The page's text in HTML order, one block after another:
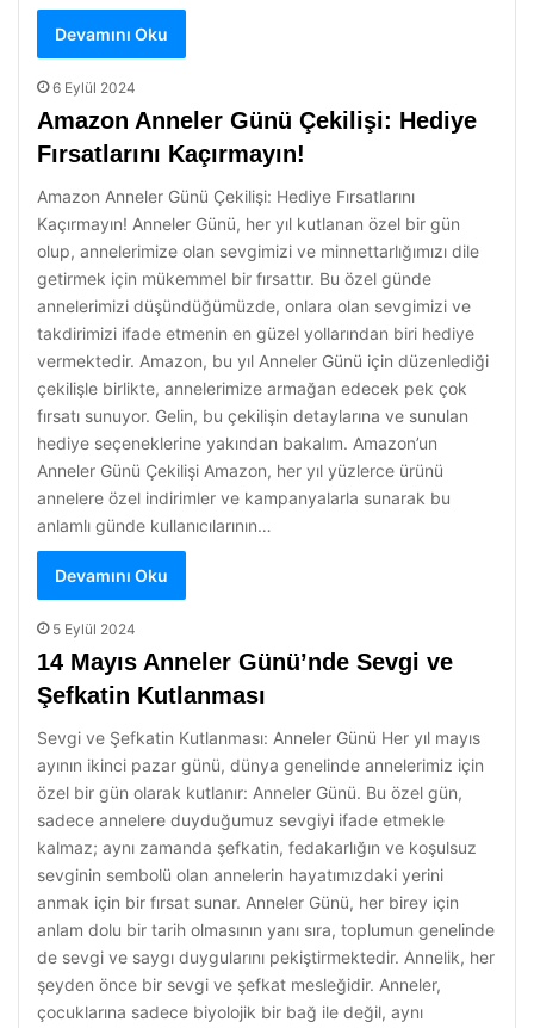
Devamını Oku
6 Eylül 2024
Amazon Anneler Günü Çekilişi: Hediye
Fırsatlarını Kaçırmayın!
Amazon Anneler Günü Çekilişi: Hediye Fırsatlarını
Kaçırmayın! Anneler Günü, her yıl kutlanan özel bir gün
olup, annelerimize olan sevgimizi ve minnettarlığımızı dile
getirmek için mükemmel bir fırsattır. Bu özel günde
annelerimizi düşündüğümüzde, onlara olan sevgimizi ve
takdirimizi ifade etmenin en güzel yollarından biri hediye
vermektedir. Amazon, bu yıl Anneler Günü için düzenlediği
çekilişle birlikte, annelerimize armağan edecek pek çok
fırsatı sunuyor. Gelin, bu çekilişin detaylarına ve sunulan
hediye seçeneklerine yakından bakalım. Amazon’un
Anneler Günü Çekilişi Amazon, her yıl yüzlerce ürünü
annelere özel indirimler ve kampanyalarla sunarak bu
anlamlı günde kullanıcılarının…
Devamını Oku
5 Eylül 2024
14 Mayıs Anneler Günü’nde Sevgi ve
Şefkatin Kutlanması
Sevgi ve Şefkatin Kutlanması: Anneler Günü Her yıl mayıs
ayının ikinci pazar günü, dünya genelinde annelerimiz için
özel bir gün olarak kutlanır: Anneler Günü. Bu özel gün,
sadece annelere duyduğumuz sevgiyi ifade etmekle
kalmaz; aynı zamanda şefkatin, fedakarlığın ve koşulsuz
sevginin sembolü olan annelerin hayatımızdaki yerini
anmak için bir fırsat sunar. Anneler Günü, her birey için
anlam dolu bir tarih olmasının yanı sıra, toplumun genelinde
de sevgi ve saygı duygularını pekiştirmektedir. Annelik, her
şeyden önce bir sevgi ve şefkat mesleğidir. Anneler,
çocuklarına sadece biyolojik bir bağ ile değil, aynı